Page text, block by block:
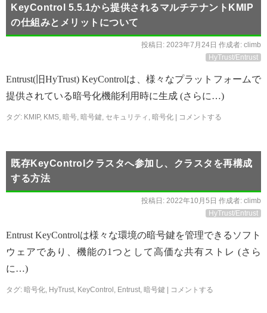
KeyControl 5.5.1から提供されるマルチテナントKMIP
の仕組みとメリットについて
投稿日: 2023年7月24日 作成者: climb
HyTrust/Entrust
Entrust(旧HyTrust) KeyControlは、様々なプラットフォームで
提供されている暗号化機能利用時に生成 (さらに…)
タグ: KMIP, KMS, 暗号, 暗号鍵, セキュリティ , 暗号化 コメントする
既存KeyControlクラスタへ参加し、クラスタを再構成
する方法
投稿日: 2022年10月5日 作成者: climb
HyTrust/Entrust
Entrust KeyControlは様々な環境の暗号鍵を管理できるソフト
ウェアであり、機能の1つとして高価な共有ストレ (さら
に…)
タグ: 暗号化, HyTrust, KeyControl , Entrust, 暗号鍵 コメントする